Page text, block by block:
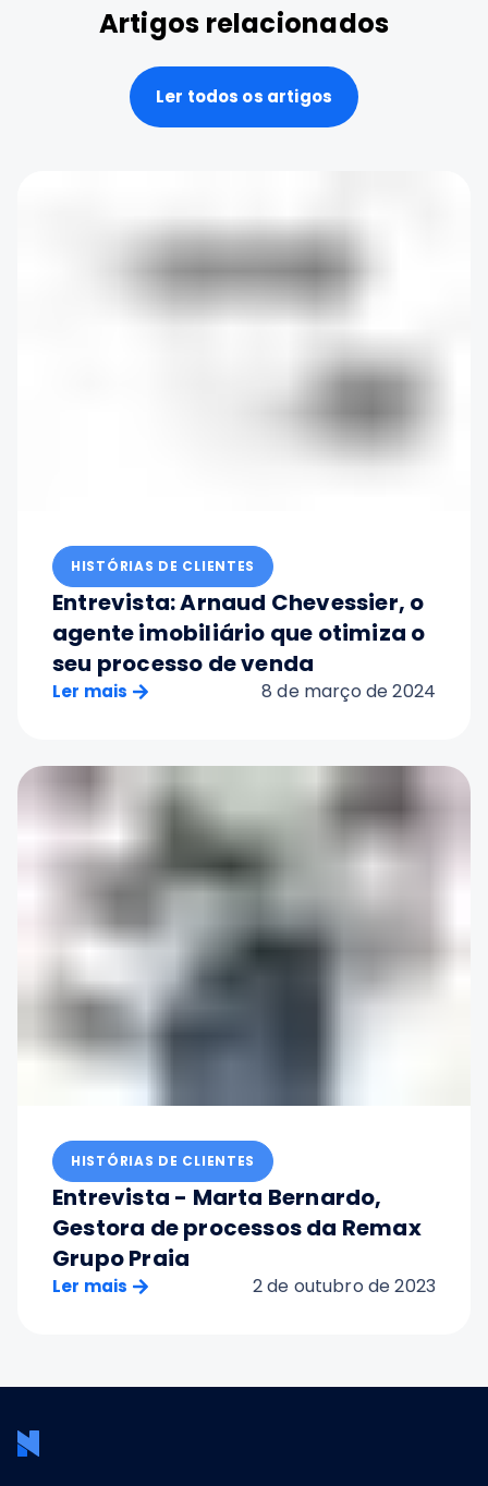
Artigos relacionados
Ler todos os artigos
HISTÓRIAS DE CLIENTES
Entrevista: Arnaud Chevessier, o
agente imobiliário que otimiza o
seu processo de venda
Ler mais 8 de março de 2024
HISTÓRIAS DE CLIENTES
Entrevista - Marta Bernardo,
Gestora de processos da Remax
Grupo Praia
Ler mais 2 de outubro de 2023